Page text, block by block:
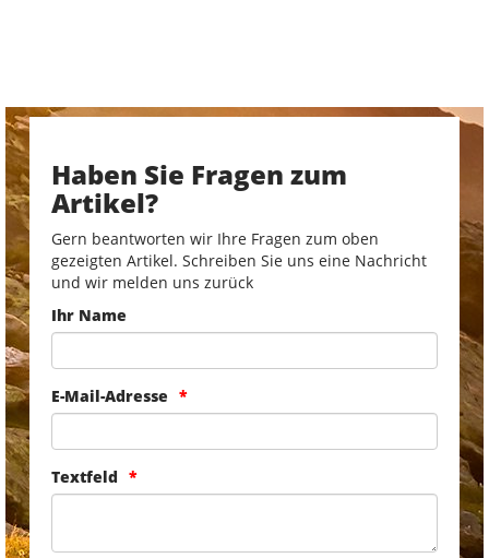
Haben Sie Fragen zum
Artikel?
Gern beantworten wir Ihre Fragen zum oben
gezeigten Artikel. Schreiben Sie uns eine Nachricht
und wir melden uns zurück
Ihr Name
E-Mail-Adresse
Textfeld